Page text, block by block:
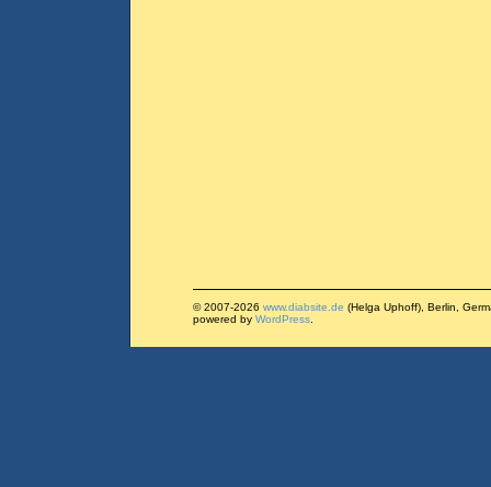
© 2007-2026 www.diabsite.de (Helga Uphoff), Berlin,
powered by WordPress.